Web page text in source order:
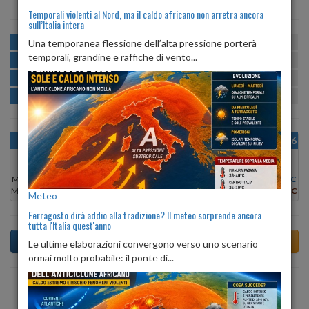
MATTINA min:20º max:28º U:
POMERIGGIO min:29º max:32º
SERA min:26º max:33º U:64% 78%
NOTTE min: 21º max:24º U:76%
OGGI
Min:
28°C
Max:30°C
MAR 11
Min:
Max:30°C
MER 12
Min:27°C
Max:29°C
GIO 13
Min:
27°C
Max:29°C
VEN 14
Max:29°C
SAB 15
Min:27°C
Max:30°C
DOM 16
29°C
Max:32°C
Previsioni del Tempo a Albano Vercellese tra 6 giorni
Temporali violenti al Nord, ma il caldo africano non arretra ancora
sull’Italia intera
Una temporanea flessione dell’alta pressione porterà
temporali, grandine e raffiche di vento...
Meteo
Ferragosto dirà addio alla tradizione? Il meteo sorprende ancora
tutta l'Italia quest'anno
Le ultime elaborazioni convergono verso uno scenario
ormai molto probabile: il ponte di...